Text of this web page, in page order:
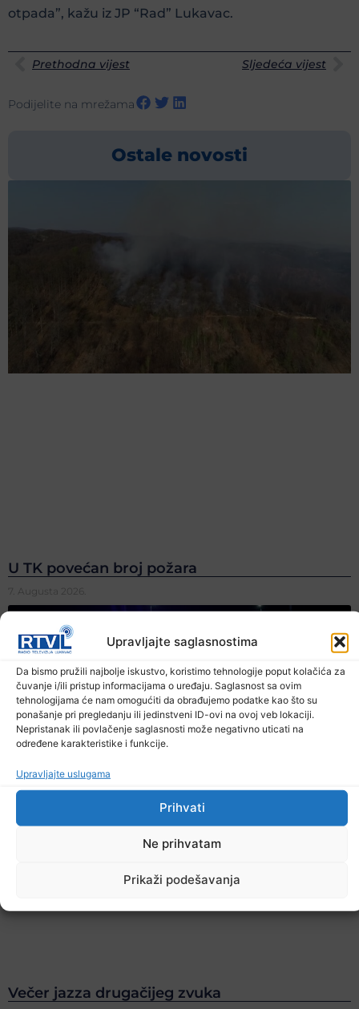
Upravljajte saglasnostima
Da bismo pružili najbolje iskustvo, koristimo tehnologije poput kolačića za
čuvanje i/ili pristup informacijama o uređaju. Saglasnost sa ovim
tehnologijama će nam omogućiti da obrađujemo podatke kao što su
ponašanje pri pregledanju ili jedinstveni ID-ovi na ovoj veb lokaciji.
Nepristanak ili povlačenje saglasnosti može negativno uticati na
određene karakteristike i funkcije.
Upravljajte uslugama
Prihvati
Ne prihvatam
Prikaži podešavanja
otpada”, kažu iz JP “Rad” Lukavac.
Prethodna vijest Sljedeća vijest
Podijelite na mrežama
Ostale novosti
U TK povećan broj požara
7. Augusta 2026.
Večer jazza drugačijeg zvuka